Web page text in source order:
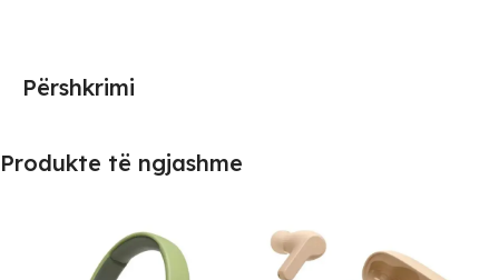
Përshkrimi
Produkte të ngjashme